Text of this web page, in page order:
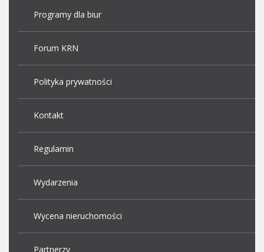
Programy dla biur
Forum KRN
Polityka prywatności
Kontakt
Regulamin
Wydarzenia
Wycena nieruchomości
Partnerzy